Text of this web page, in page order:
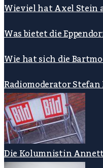
Wieviel hat Axel Stein
Was bietet die
Wie hat sich die
Radiomoderator
Die Kolumnistin